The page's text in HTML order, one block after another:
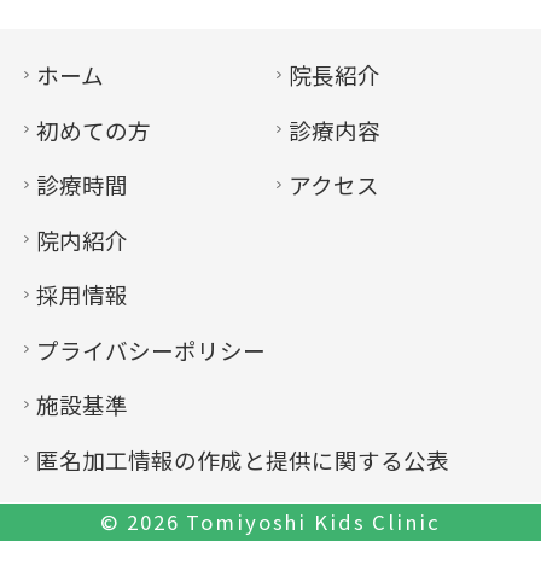
ホーム
院長紹介
初めての方
診療内容
診療時間
アクセス
院内紹介
採用情報
プライバシーポリシー
施設基準
匿名加工情報の作成と提供に関する公表
© 2026 Tomiyoshi Kids Clinic